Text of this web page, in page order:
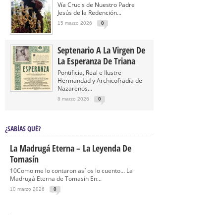
Vía Crucis de Nuestro Padre
Jesús de la Redención...
15 marzo 2026 0
Septenario A La Virgen De
La Esperanza De Triana
Pontificia, Real e Ilustre
Hermandad y Archicofradía de
Nazarenos...
8 marzo 2026 0
¿SABÍAS QUÉ?
La Madrugá Eterna – La Leyenda De
Tomasín
10Como me lo contaron así os lo cuento… La
Madrugá Eterna de Tomasín En...
10 marzo 2026 0